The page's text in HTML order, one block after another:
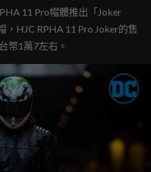
11 Pro帽體推出「Joker
，HJC RPHA 11 Pro Joker的售
幣1萬7左右。